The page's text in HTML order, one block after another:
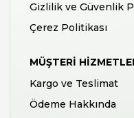
Gizlilik ve Güvenlik
Çerez Politikası
MÜŞTERI
Kargo ve Teslimat
Ödeme Hakkında